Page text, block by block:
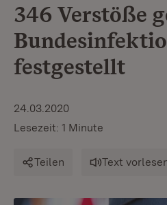
346 Verstöße
festgestellt
24.03.2020
Lesezeit: 1 Minute
Teilen Text